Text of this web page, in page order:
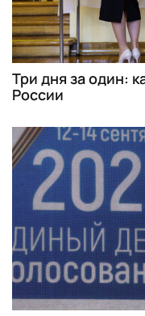
Три дня за один:
России